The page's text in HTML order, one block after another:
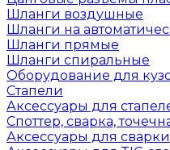
Шланги воздушные
Шланги на
Шланги прямые
Шланги спиральные
Оборудование для
Стапели
Аксессуары для
Споттер, сварка,
Аксессуары для сварки